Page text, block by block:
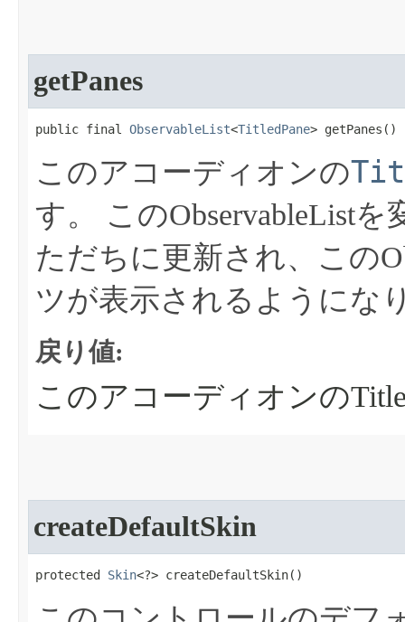
getPanes
public final ObservableList<TitledPane> getPanes​()
このアコーディオンの
す。
このObservableList
ただちに更新され、この
ツが表示されるようにな
戻り値:
このアコーディオンの
createDefaultSkin
protected Skin<?> createDefaultSkin​()